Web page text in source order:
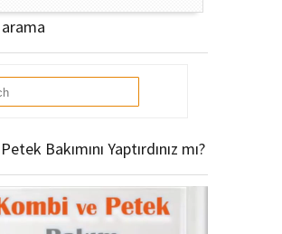
Bakımını Yaptırdınız mı?